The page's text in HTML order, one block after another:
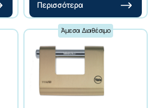
Περισσότερα
Άμεσα Διαθέσιμο